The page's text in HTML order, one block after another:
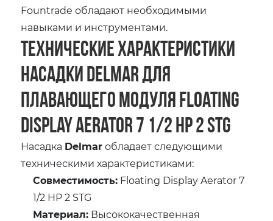
Fountrade обладают необходимыми
навыками и инструментами.
Технические характеристики
насадки Delmar для
плавающего модуля Floating
Display Aerator 7 1/2 HP 2 STG
Насадка Delmarобладает следующими
техническими характеристиками:
Совместимость: Floating Display Aerator 7
1/2 HP 2 STG
Материал: Высококачественная